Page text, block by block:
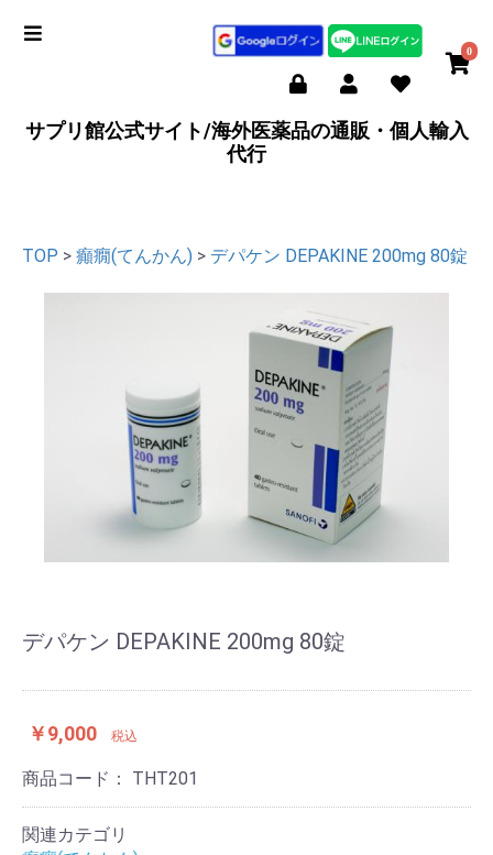
0
サプリ館公式サイト/海外医薬品の通販・個人輸入
代行
TOP > 癲癇(てんかん) > デパケン DEPAKINE 200mg 80錠
デパケン DEPAKINE 200mg 80錠
￥9,000 税込
商品コード： THT201
関連カテゴリ